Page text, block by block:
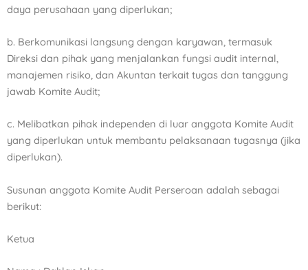
daya perusahaan yang diperlukan;
b. Berkomunikasi langsung dengan karyawan, termasuk
Direksi dan pihak yang menjalankan fungsi audit internal,
manajemen risiko, dan Akuntan terkait tugas dan tanggung
jawab Komite Audit;
c. Melibatkan pihak independen di luar anggota Komite Audit
yang diperlukan untuk membantu pelaksanaan tugasnya (jika
diperlukan).
Susunan anggota Komite Audit Perseroan adalah sebagai
berikut:
Ketua